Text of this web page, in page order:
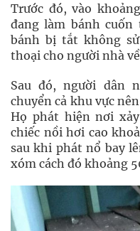
Trước đó, vào
đang làm bánh
bánh bị tắt không
thoại cho người nhà
Sau đó, người dân
chuyển cả khu vực
Họ phát hiện nơi
chiếc nồi hơi cao
sau khi phát nổ bay
xóm cách đó khoảng